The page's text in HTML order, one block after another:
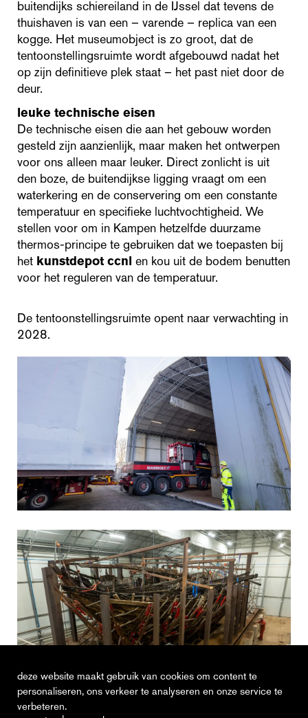
deze website maakt gebruik van cookies om content te
personaliseren, ons verkeer te analyseren en onze service te
verbeteren.
buitendijks schiereiland in de IJssel dat tevens de
thuishaven is van een – varende – replica van een
kogge. Het museumobject is zo groot, dat de
tentoonstellingsruimte wordt afgebouwd nadat het
op zijn definitieve plek staat – het past niet door de
deur.
leuke technische eisen
De technische eisen die aan het gebouw worden
gesteld zijn aanzienlijk, maar maken het ontwerpen
voor ons alleen maar leuker. Direct zonlicht is uit
den boze, de buitendijkse ligging vraagt om een
waterkering en de conservering om een constante
temperatuur en specifieke luchtvochtigheid. We
stellen voor om in Kampen hetzelfde duurzame
thermos-principe te gebruiken dat we toepasten bij
het kunstdepot ccnl en kou uit de bodem benutten
voor het reguleren van de temperatuur.
De tentoonstellingsruimte opent naar verwachting in
2028.